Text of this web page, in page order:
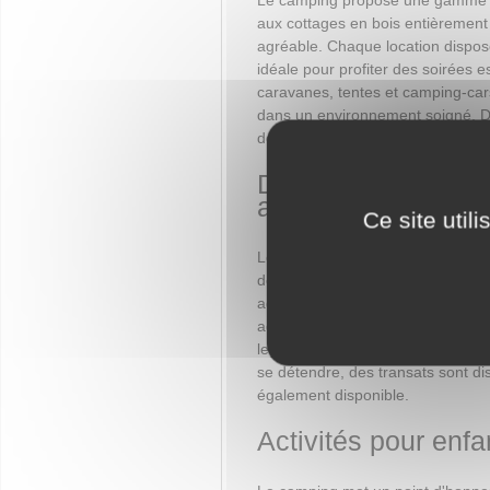
aux cottages en bois
agréable. Chaque location
idéale pour profiter des soirées
caravanes, tentes et camping-
dans un environnement soigné.
désormais disponibles, parfaits
Détente dans les
aquatique
Le centre aquatique du camping
de détente. En 2025, un lagon
aquatique, offrant un cadre
aquatique tubulaire, la zone
les plus jeunes assurent des
se détendre, des transats sont
également disponible.
Activités pour
Ce site